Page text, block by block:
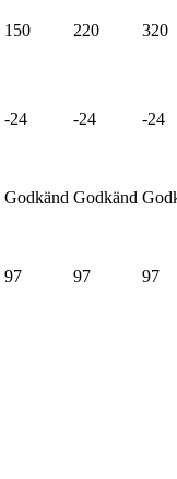
150 220 320
-24 -24 -24
Godkänd Godkänd
97 97 97